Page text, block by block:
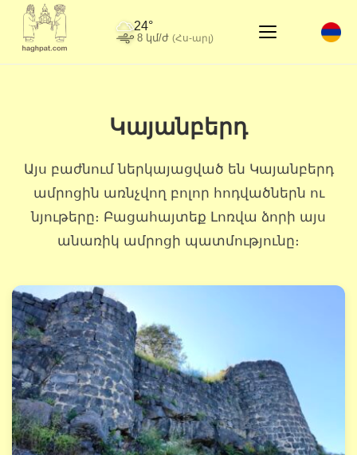
24°
8 կմ/ժ(Հս-արլ)
Կայանբերդ
Այս բաժնում ներկայացված են Կայանբերդ
ամրոցին առնչվող բոլոր հոդվածներն ու
նյութերը։ Բացահայտեք Լոռվա ձորի այս
անառիկ ամրոցի պատմությունը։